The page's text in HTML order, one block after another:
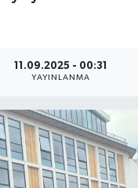
11.09.2025 - 00:31
YAYINLANMA